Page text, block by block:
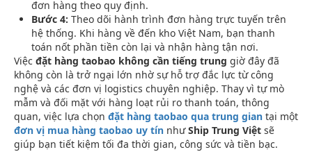
đơn hàng theo quy định.
Bước 4: Theo dõi hành trình đơn hàng trực tuyến trên
hệ thống. Khi hàng về đến kho Việt Nam, bạn thanh
toán nốt phần tiền còn lại và nhận hàng tận nơi.
Việc đặt hàng taobao không cần tiếng trung giờ đây đã
không còn là trở ngại lớn nhờ sự hỗ trợ đắc lực từ công
nghệ và các đơn vị logistics chuyên nghiệp. Thay vì tự mò
mẫm và đối mặt với hàng loạt rủi ro thanh toán, thông
quan, việc lựa chọn đặt hàng taobao qua trung gian tại một
đơn vị mua hàng taobao uy tín nhưShip Trung Việt sẽ
giúp bạn tiết kiệm tối đa thời gian, công sức và tiền bạc.